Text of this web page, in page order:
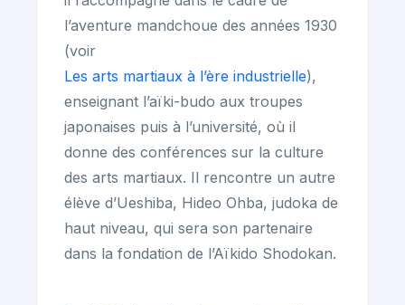
l’aventure mandchoue des années 1930
(voir
Les arts martiaux à l’ère industrielle),
enseignant l’aïki-budo aux troupes
japonaises puis à l’université, où il
donne des conférences sur la culture
des arts martiaux. Il rencontre un autre
élève d’Ueshiba, Hideo Ohba, judoka de
haut niveau, qui sera son partenaire
dans la fondation de l’Aïkido Shodokan.